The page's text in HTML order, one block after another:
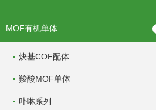
MOF有机单体
炔基COF配体
羧酸MOF单体
卟啉系列